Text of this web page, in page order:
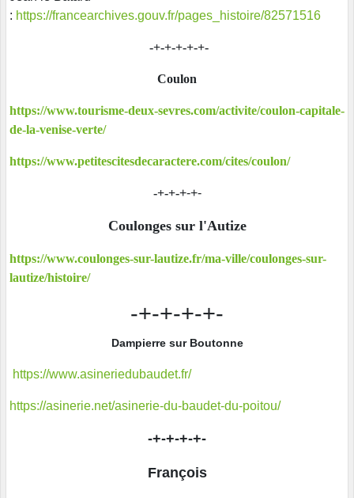
: https://francearchives.gouv.fr/pages_histoire/82571516
-+-+-+-+-+-
Coulon
https://www.tourisme-deux-sevres.com/activite/coulon-capitale-
de-la-venise-verte/
https://www.petitescitesdecaractere.com/cites/coulon/
-+-+-+-+-
Coulonges sur l'Autize
https://www.coulonges-sur-lautize.fr/ma-ville/coulonges-sur-
lautize/histoire/
-+-+-+-+-
Dampierre sur Boutonne
https://www.asineriedubaudet.fr/
https://asinerie.net/asinerie-du-baudet-du-poitou/
-+-+-+-+-
François